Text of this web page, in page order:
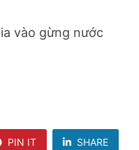
vào gừng nước
PIN IT SHARE